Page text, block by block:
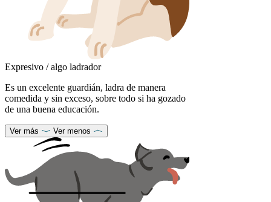
Expresivo / algo ladrador
Es un excelente guardián, ladra de manera
comedida y sin exceso, sobre todo si ha gozado
de una buena educación.
Ver más Ver menos